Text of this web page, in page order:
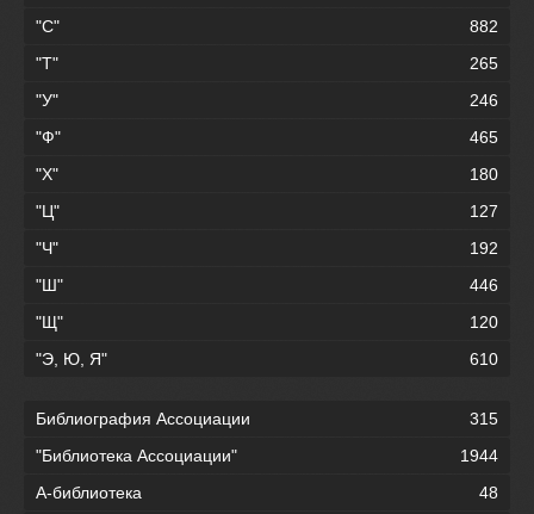
"С"
882
"Т"
265
"У"
246
"Ф"
465
"Х"
180
"Ц"
127
"Ч"
192
"Ш"
446
"Щ"
120
"Э, Ю, Я"
610
Библиография Ассоциации
315
"Библиотека Ассоциации"
1944
А-библиотека
48